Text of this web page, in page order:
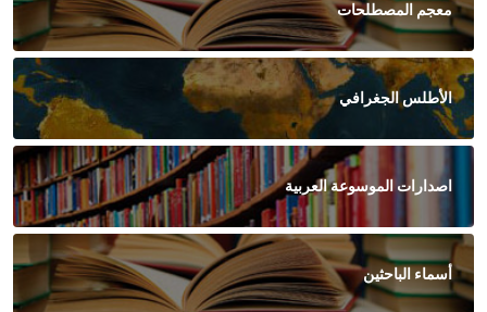
معجم المصطلحات
الأطلس الجغرافي
اصدارات الموسوعة العربية
أسماء الباحثين